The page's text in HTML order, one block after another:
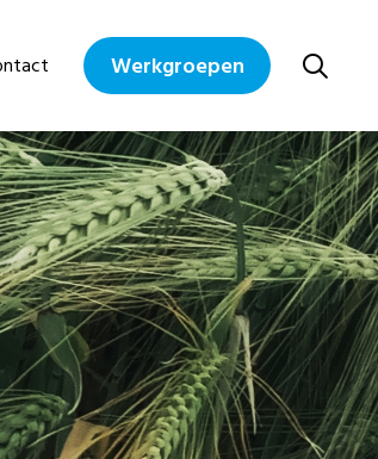
Werkgroepen